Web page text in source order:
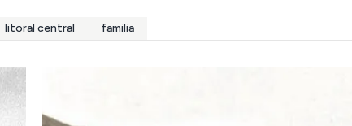
litoral central familia